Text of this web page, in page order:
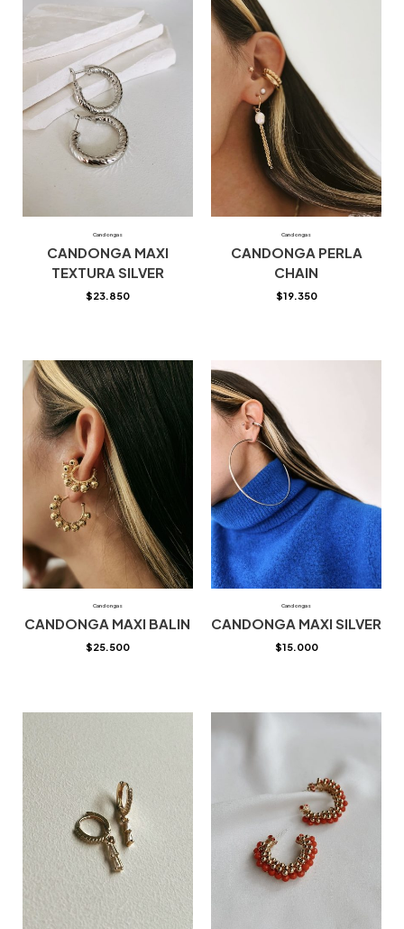
Candongas
CANDONGA MAXI
TEXTURA SILVER
$23.850
Candongas
CANDONGA PERLA
CHAIN
$19.350
Candongas
CANDONGA MAXI BALIN
$25.500
Candongas
CANDONGA MAXI SILVER
$15.000